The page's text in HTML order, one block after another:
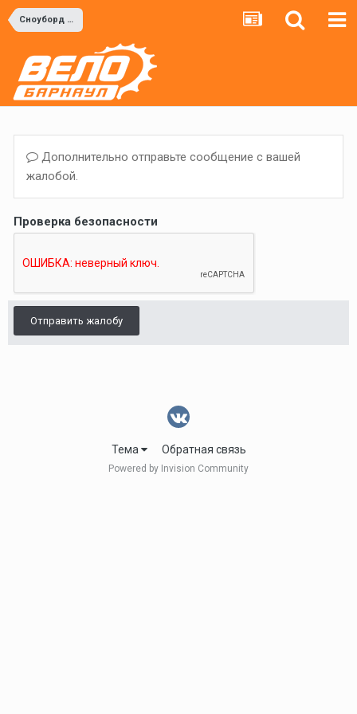
Сноуборд и Горные лыжи
Дополнительно отправьте сообщение с вашей
жалобой.
Проверка безопасности
Отправить жалобу
Тема Обратная связь
Powered by Invision Community